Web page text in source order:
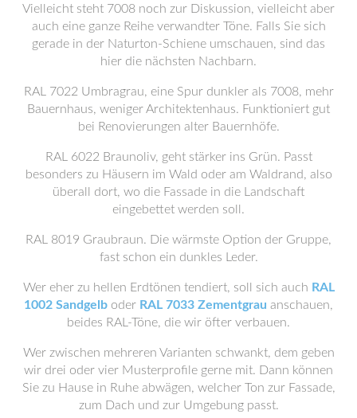
Vielleicht steht 7008 noch zur Diskussion, vielleicht aber
auch eine ganze Reihe verwandter Töne. Falls Sie sich
gerade in der Naturton-Schiene umschauen, sind das
hier die nächsten Nachbarn.
RAL 7022 Umbragrau, eine Spur dunkler als 7008, mehr
Bauernhaus, weniger Architektenhaus. Funktioniert gut
bei Renovierungen alter Bauernhöfe.
RAL 6022 Braunoliv, geht stärker ins Grün. Passt
besonders zu Häusern im Wald oder am Waldrand, also
überall dort, wo die Fassade in die Landschaft
eingebettet werden soll.
RAL 8019 Graubraun. Die wärmste Option der Gruppe,
fast schon ein dunkles Leder.
Wer eher zu hellen Erdtönen tendiert, soll sich auch RAL
1002 Sandgelb oder RAL 7033 Zementgrau anschauen,
beides RAL-Töne, die wir öfter verbauen.
Wer zwischen mehreren Varianten schwankt, dem geben
wir drei oder vier Musterprofile gerne mit. Dann können
Sie zu Hause in Ruhe abwägen, welcher Ton zur Fassade,
zum Dach und zur Umgebung passt.